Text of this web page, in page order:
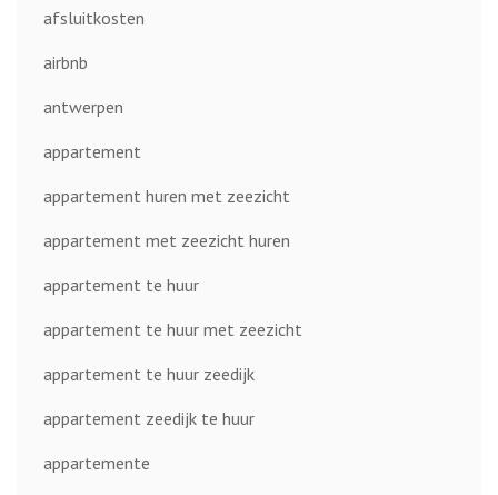
afsluitkosten
airbnb
antwerpen
appartement
appartement huren met zeezicht
appartement met zeezicht huren
appartement te huur
appartement te huur met zeezicht
appartement te huur zeedijk
appartement zeedijk te huur
appartemente